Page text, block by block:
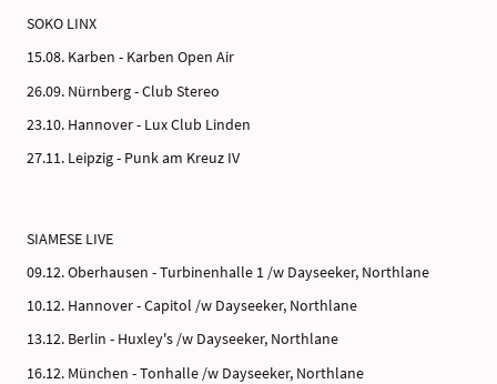
SOKO LINX
15.08. Karben - Karben Open Air
26.09. Nürnberg - Club Stereo
23.10. Hannover - Lux Club Linden
27.11. Leipzig - Punk am Kreuz IV
SIAMESE LIVE
09.12. Oberhausen - Turbinenhalle 1 /w Dayseeker, Northlane
10.12. Hannover - Capitol /w Dayseeker, Northlane
13.12. Berlin - Huxley's /w Dayseeker, Northlane
16.12. München - Tonhalle /w Dayseeker, Northlane